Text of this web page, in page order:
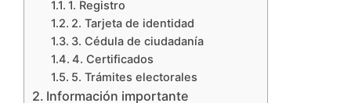
1. Registro
2. Tarjeta de identidad
3. Cédula de ciudadanía
4. Certificados
5. Trámites electorales
Información importante